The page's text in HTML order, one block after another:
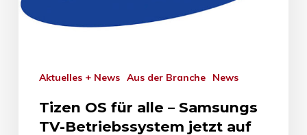
Aktuelles + News Aus der Branche News
Tizen OS für alle – Samsungs
TV-Betriebssystem jetzt auf